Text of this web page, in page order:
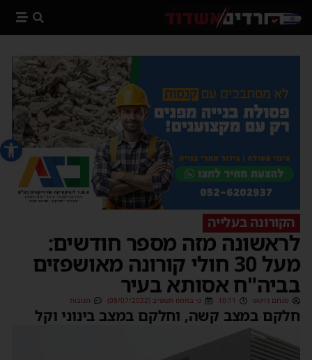
פתח
הקורונה בעלייה
לראשונה מזה מספר חודשים:
מעל 30 חולי קורונה מאושפזים
בביה"ח אסותא בעיר
מנחם דויטש 10:11 ט׳ בתמוז תשפ״ב (08/07/2022) תגובות
חלקם במצב קשה, וחלקם במצב בינוני וקל